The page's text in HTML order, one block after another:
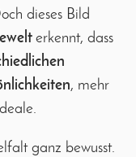
dieses Bild
erkennt, dass
, mehr
ganz bewusst.